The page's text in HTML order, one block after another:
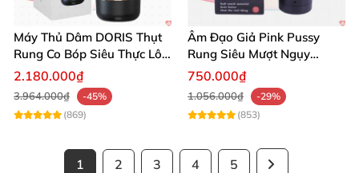
Máy Thủ Dâm DORIS Thụt
Rung Co Bóp Siêu Thực Lôi
Cuốn
2.180.000₫
3.964.000₫
-45%
(869)
Âm Đạo Giả Pink Pussy
Rung Siêu Mượt Ngụy
Trang Đèn Pin
750.000₫
1.056.000₫
-29%
(853)
1 2 3 4 5